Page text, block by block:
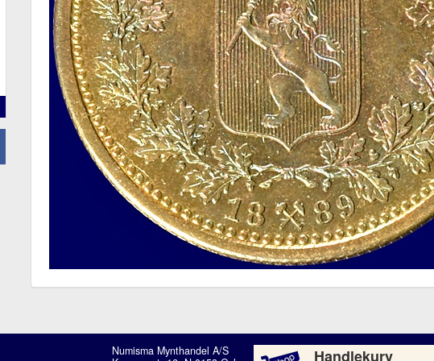
Numisma Mynthandel A/S
Handlekurv